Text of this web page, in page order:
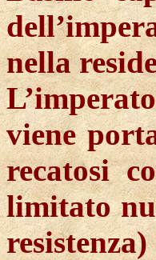
nella
viene
recatosi
limitato